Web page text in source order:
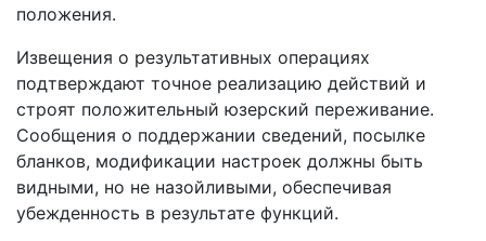
положения.
Извещения о результативных операциях
подтверждают точное реализацию действий и
строят положительный юзерский переживание.
Сообщения о поддержании сведений, посылке
бланков, модификации настроек должны быть
видными, но не назойливыми, обеспечивая
убежденность в результате функций.